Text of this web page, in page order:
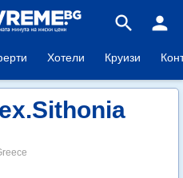
search person
Хотели Круизи